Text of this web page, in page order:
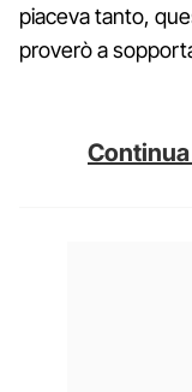
piaceva tanto,
proverò a